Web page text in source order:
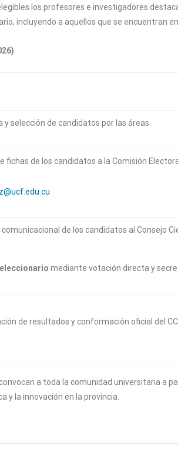
los profesores e investigadores
incluyendo a aquellos que se encuentran
y selección de candidatos por las áreas.
fichas de los candidatos a la Comisión
de los candidatos al Consejo
mediante votación directa y
de resultados y conformación oficial del
a toda la comunidad universitaria
y la innovación en la provincia.